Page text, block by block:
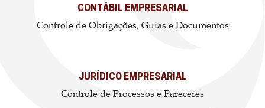
CONTÁBIL EMPRESARIAL
Controle de Obrigações, Guias e Documentos
JURÍDICO EMPRESARIAL
Controle de Processos e Pareceres